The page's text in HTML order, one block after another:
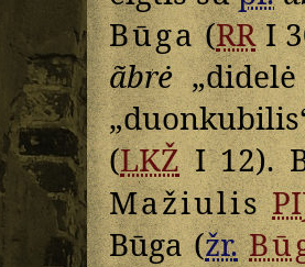
Būga(RRI
ãbrė„didelė
(LKŽI 12).
Mažiulis
Būga (žr.